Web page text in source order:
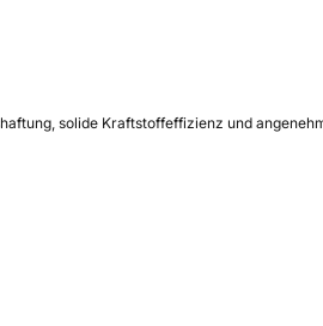
solide Kraftstoffeffizienz und